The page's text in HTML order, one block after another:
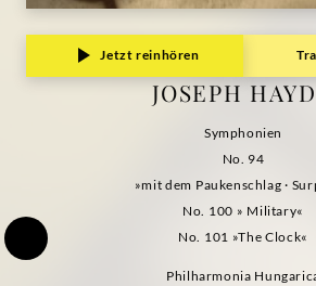
Jetzt reinhören
JOSEPH
Symphonien
No. 94
»mit dem Paukenschlag ·
No. 100 » Military«
No. 101 »The Clock«
Philharmonia